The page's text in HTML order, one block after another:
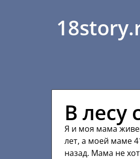
В лесу
Я и моя мама
лет, а моей маме
назад. Мама не